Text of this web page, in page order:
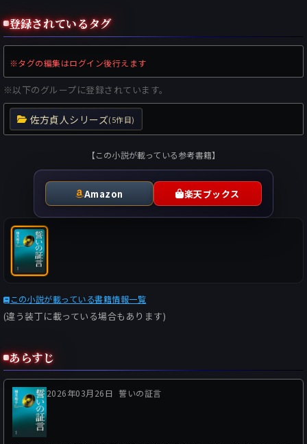
登録されているタグ
※タグの編集はログイン後行えます
※以下のグループに登録されています。
佐方貞人シリーズ(5作目)
【この小説が載っている参考書籍】
Amazon 楽天ブックス
この小説が載っている書籍情報一覧
(違う装丁に載っている場合もあります)
あらすじ
2026年03月26日 誓いの証言